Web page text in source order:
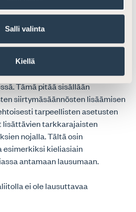
Salli valinta
Kiellä
jollei toisin säädetä.
kumoamisen
sääntelyyn siltä osin, kun
kumoutuvan yleisvaltuuden
Tämä pitää sisällään
siirtymäsäännösten lisäämisen
tarpeellisten asetusten
lisättävien tarkkarajaisten
nojalla. Tältä osin
kieliasiain
antamaan lausumaan.
ei ole lausuttavaa